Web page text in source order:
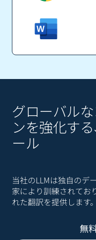
グローバル
ンを強化す
ール
当社のLLMは独自のデ
家により訓練されてお
れた翻訳を提供します。
無